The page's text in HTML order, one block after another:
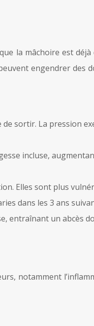
la mâchoire est
engendrer
de sortir. La pression
incluse,
Elles sont plus
dans les 3 ans
entraînant un abcès
notamment